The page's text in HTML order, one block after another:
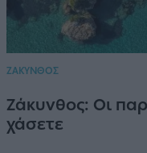
ΖΑΚΥΝΘΟΣ
Ζάκυνθος: Οι
χάσετε